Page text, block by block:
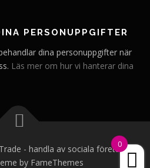
PERSONUPPGIFTER
dina personuppgifter när
Läs mer om hur vi hanterar dina
- handla av sociala företag–
by FameThemes
0